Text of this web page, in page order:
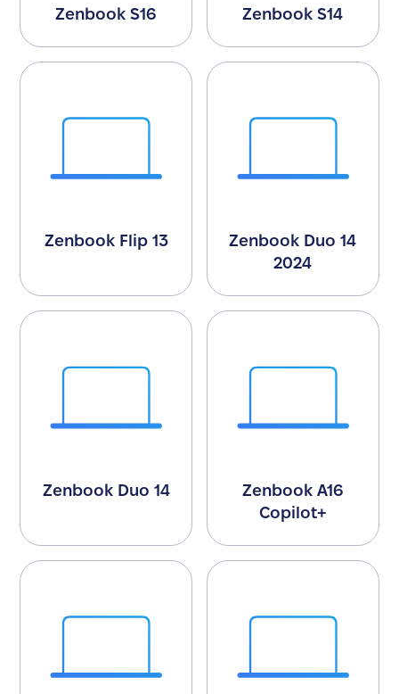
Zenbook S16 Zenbook S14
Zenbook Flip 13
Zenbook Duo 14
2024
Zenbook Duo 14
Zenbook A16
Copilot+